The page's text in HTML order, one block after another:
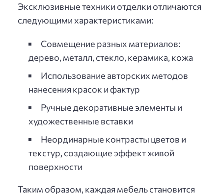
Эксклюзивные техники отделки отличаются
следующими характеристиками:
Совмещение разных материалов:
дерево, металл, стекло, керамика, кожа
Использование авторских методов
нанесения красок и фактур
Ручные декоративные элементы и
художественные вставки
Неординарные контрасты цветов и
текстур, создающие эффект живой
поверхности
Таким образом, каждая мебель становится